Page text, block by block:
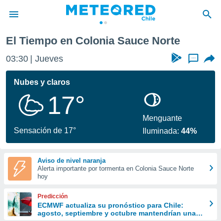
de
por
se
calidad.
a este
las
y
forma
digital
basada
El Tiempo en Colonia Sauce Norte
03:30 Jueves ...
Nubes y claros
17°
Sensación de 17°
Menguante
Iluminada:44%
Aviso de nivel naranja
Alerta importante por tormenta en Colonia Sauce Norte
hoy
Predicción
ECMWF actualiza su pronóstico para Chile:
agosto, septiembre y octubre mantendrían una